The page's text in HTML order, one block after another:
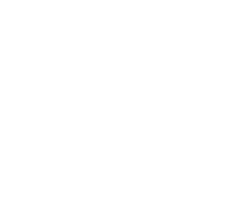
de la satisfaction apprenants, la
ou encore l'Accor Arena, ainsi